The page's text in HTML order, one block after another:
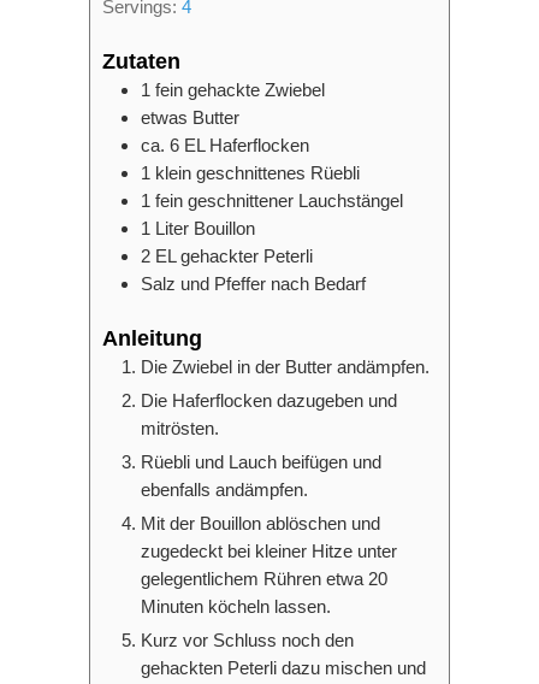
Servings: 4
Zutaten
1 fein gehackte Zwiebel
etwas Butter
ca. 6 EL Haferflocken
1 klein geschnittenes Rüebli
1 fein geschnittener Lauchstängel
1 Liter Bouillon
2 EL gehackter Peterli
Salz und Pfeffer nach Bedarf
Anleitung
Die Zwiebel in der Butter andämpfen.
Die Haferflocken dazugeben und
mitrösten.
Rüebli und Lauch beifügen und
ebenfalls andämpfen.
Mit der Bouillon ablöschen und
zugedeckt bei kleiner Hitze unter
gelegentlichem Rühren etwa 20
Minuten köcheln lassen.
Kurz vor Schluss noch den
gehackten Peterli dazu mischen und